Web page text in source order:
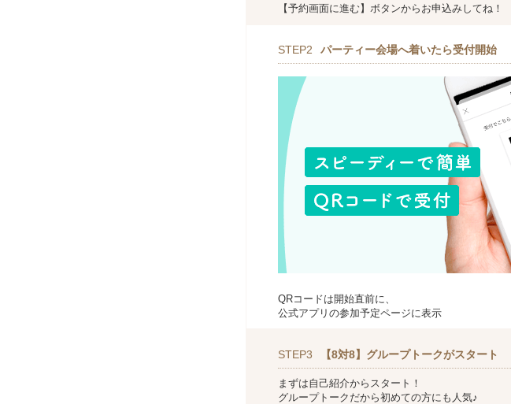
【予約画面に進む】ボタンからお申込みしてね！
STEP2 パーティー会場へ着いたら受付開始
QRコードは開始直前に、
公式アプリの参加予定ページに表示
STEP3 【8対8】グループトークがスタート
まずは自己紹介からスタート！
グループトークだから初めての方にも人気♪